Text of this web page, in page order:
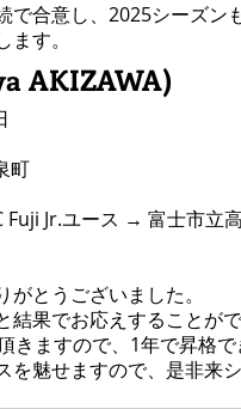
で合意し、2025シーズン
す。
AKIZAWA)
町
Fuji Jr.ユース → 富士市
がとうございました。
結果でお応えすることが
きますので、1年で昇格
を魅せますので、是非来